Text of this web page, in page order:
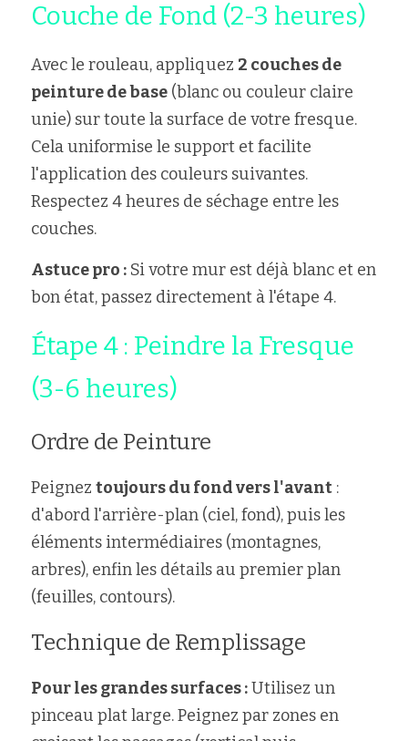
Couche de Fond (2-3 heures)
Avec le rouleau, appliquez 2 couches de
peinture de base (blanc ou couleur claire
unie) sur toute la surface de votre fresque.
Cela uniformise le support et facilite
l'application des couleurs suivantes.
Respectez 4 heures de séchage entre les
couches.
Astuce pro : Si votre mur est déjà blanc et en
bon état, passez directement à l'étape 4.
Étape 4 : Peindre la Fresque
(3-6 heures)
Ordre de Peinture
Peignez toujours du fond vers l'avant :
d'abord l'arrière-plan (ciel, fond), puis les
éléments intermédiaires (montagnes,
arbres), enfin les détails au premier plan
(feuilles, contours).
Technique de Remplissage
Pour les grandes surfaces : Utilisez un
pinceau plat large. Peignez par zones en